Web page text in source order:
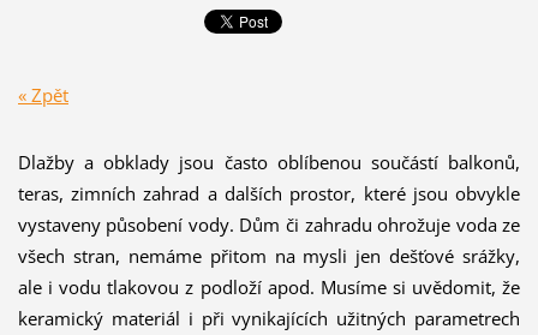
« Zpět
Dlažby a obklady jsou často oblíbenou součástí balkonů,
teras, zimních zahrad a dalších prostor, které jsou obvykle
vystaveny působení vody. Dům či zahradu ohrožuje voda ze
všech stran, nemáme přitom na mysli jen dešťové srážky,
ale i vodu tlakovou z podloží apod. Musíme si uvědomit, že
keramický materiál i při vynikajících užitných parametrech